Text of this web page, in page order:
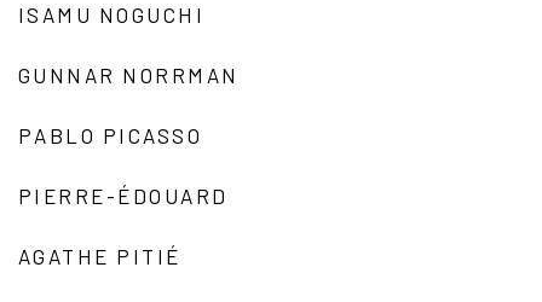
ISAMU NOGUCHI
GUNNAR NORRMAN
PABLO PICASSO
PIERRE-ÉDOUARD
AGATHE PITIÉ